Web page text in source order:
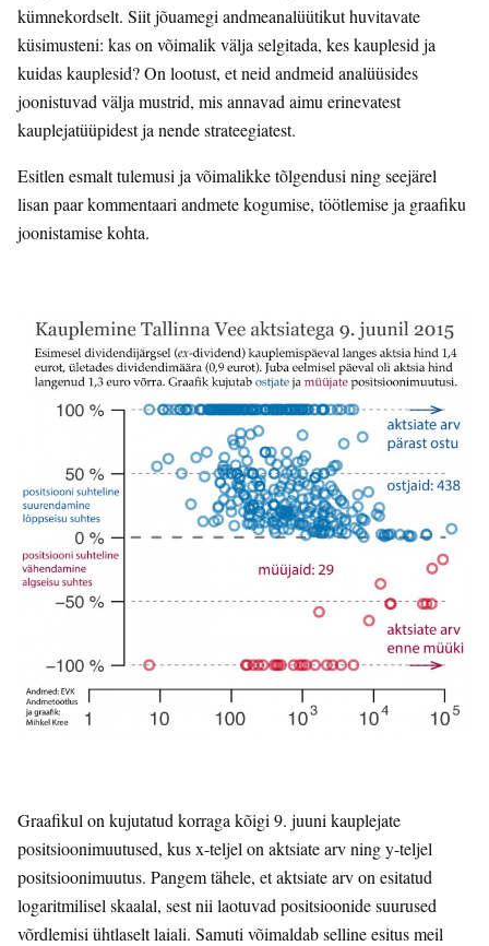
kümnekordselt. Siit jõuamegi andmeanalüütikut huvitavate
küsimusteni: kas on võimalik välja selgitada, kes kauplesid ja
kuidas kauplesid? On lootust, et neid andmeid analüüsides
joonistuvad välja mustrid, mis annavad aimu erinevatest
kauplejatüüpidest ja nende strateegiatest.
Esitlen esmalt tulemusi ja võimalikke tõlgendusi ning seejärel
lisan paar kommentaari andmete kogumise, töötlemise ja graafiku
joonistamise kohta.
Graafikul on kujutatud korraga kõigi 9. juuni kauplejate
positsioonimuutused, kus x-teljel on aktsiate arv ning y-teljel
positsioonimuutus. Pangem tähele, et aktsiate arv on esitatud
logaritmilisel skaalal, sest nii laotuvad positsioonide suurused
võrdlemisi ühtlaselt laiali. Samuti võimaldab selline esitus meil